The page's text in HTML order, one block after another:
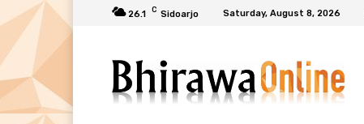
26.1 C Sidoarjo Saturday, August 8, 2026